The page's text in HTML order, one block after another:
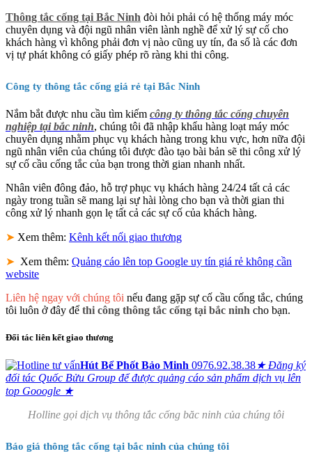
Thông tắc cống tại Bắc Ninh đòi hỏi phải có hệ thống máy móc
chuyên dụng và đội ngũ nhân viên lành nghề để xử lý sự cố cho
khách hàng vì không phải đơn vị nào cũng uy tín, đa số là các đơn
vị tự phát không có giấy phép rõ ràng khi thi công.
Công ty thông tắc cống giá rẻ tại Bắc Ninh
Nắm bắt được nhu cầu tìm kiếm công ty thông tắc cống chuyên
nghiệp tại bắc ninh, chúng tôi đã nhập khẩu hàng loạt máy móc
chuyên dụng nhằm phục vụ khách hàng trong khu vực, hơn nữa đội
ngũ nhân viên của chúng tôi được đào tạo bài bản sẽ thi công xử lý
sự cố cầu cống tắc của bạn trong thời gian nhanh nhất.
Nhân viên đông đảo, hỗ trợ phục vụ khách hàng 24/24 tất cả các
ngày trong tuần sẽ mang lại sự hài lòng cho bạn và thời gian thi
công xử lý nhanh gọn lẹ tất cả các sự cố của khách hàng.
➤ Xem thêm: Kênh kết nối giao thương
➤ Xem thêm: Quảng cáo lên top Google uy tín giá rẻ không cần
website
Liên hệ ngay với chúng tôi nếu đang gặp sự cố cầu cống tắc, chúng
tôi luôn ở đây để thi công thông tắc cống tại bắc ninh cho bạn.
Đối tác liên kết giao thương
Hút Bể Phốt Bảo Minh 0976.92.38.38★ Đăng ký
đối tác Quốc Bửu Group để được quảng cáo sản phẩm dịch vụ lên
top Gooogle ★
Holline gọi dịch vụ thông tắc cống băc ninh của chúng tôi
Báo giá thông tắc cống tại bắc ninh của chúng tôi